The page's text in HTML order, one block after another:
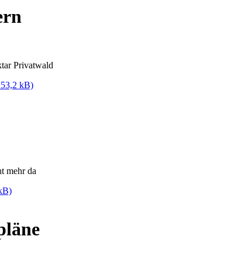
Privatwald
kB)
mehr da